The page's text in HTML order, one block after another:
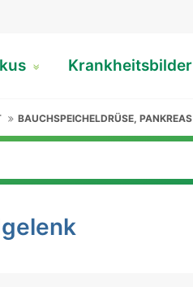
Krankheitsbilder
BAUCHSPEICHELDRÜSE, PANKREAS